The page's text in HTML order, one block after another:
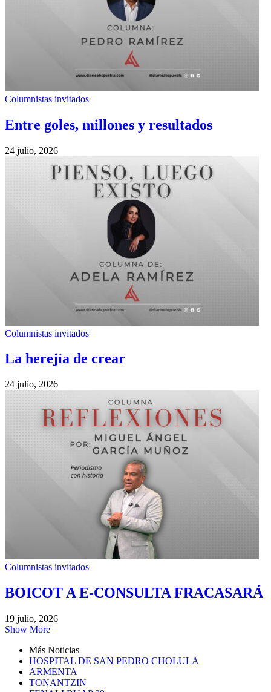
Columnistas invitados
Entre goles, millones y resultados
24 julio, 2026
Columnistas invitados
La herejía de crear
24 julio, 2026
Columnistas invitados
BOICOT A E-CONSULTA FRACASARÁ
19 julio, 2026
Show More
Más Noticias
HOSPITAL DE SAN PEDRO CHOLULA
ARMENTA
TONANTZIN